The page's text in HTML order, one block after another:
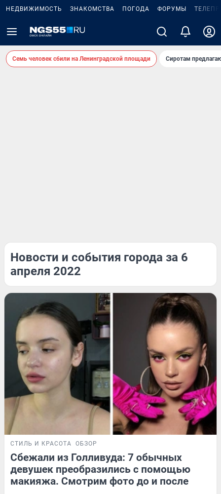
НЕДВИЖИМОСТЬ ЗНАКОМСТВА ПОГОДА ФОРУМЫ
Семь человек сбили на Ленинградской площади Сиротам
Новости и события города за 6
апреля 2022
СТИЛЬ И КРАСОТА ОБЗОР
Сбежали из Голливуда: 7 обычных
девушек преобразились с помощью
макияжа. Смотрим фото до и после